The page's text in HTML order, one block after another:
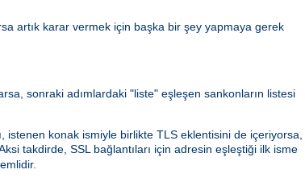
artık karar vermek için başka bir şey yapmaya gerek
sonraki adımlardaki "liste" eşleşen sankonların listesi
istenen konak ismiyle birlikte TLS eklentisini de içeriyorsa,
takdirde, SSL bağlantıları için adresin eşleştiği ilk isme